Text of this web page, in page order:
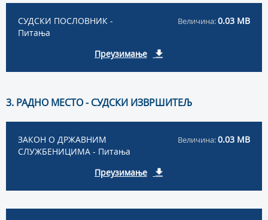
СУДСКИ ПОСЛОВНИК -
Питања
Величина:0.03 MB
Преузимање
3. РАДНО МЕСТО - СУДСКИ ИЗВРШИТЕЉ
ЗАКОН О ДРЖАВНИМ
СЛУЖБЕНИЦИМА - Питања
Величина:0.03 MB
Преузимање